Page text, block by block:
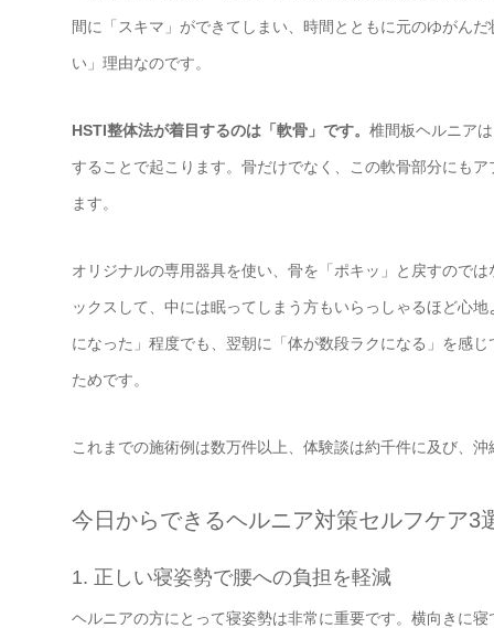
間に「スキマ」ができてしまい、時間とともに元のゆがん
い」理由なのです。
HSTI整体法が着目するのは「軟骨」です。 椎間板ヘルニア
することで起こります。骨だけでなく、この軟骨部分にも
ます。
オリジナルの専用器具を使い、骨を「ポキッ」と戻すので
ックスして、中には眠ってしまう方もいらっしゃるほど心
になった」程度でも、翌朝に「体が数段ラクになる」を感
ためです。
これまでの施術例は数万件以上、体験談は約千件に及び、
今日からできるヘルニア対策セルフケア3
1. 正しい寝姿勢で腰への負担を軽減
ヘルニアの方にとって寝姿勢は非常に重要です。横向きに